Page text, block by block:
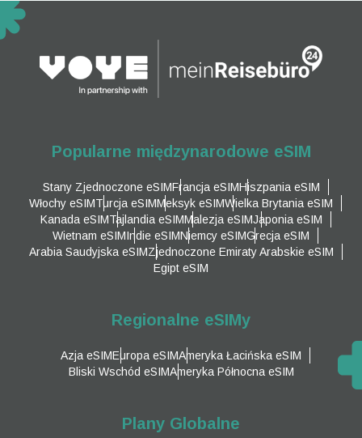
Popularne międzynarodowe eSIM
Stany Zjednoczone eSIMFrancja eSIMHiszpania eSIM
Włochy eSIMTurcja eSIMMeksyk eSIMWielka Brytania eSIM
Kanada eSIMTajlandia eSIMMalezja eSIMJaponia eSIM
Wietnam eSIMIndie eSIMNiemcy eSIMGrecja eSIM
Arabia Saudyjska eSIMZjednoczone Emiraty Arabskie eSIM
Egipt eSIM
Regionalne eSIMy
Azja eSIMEuropa eSIMAmeryka Łacińska eSIM
Bliski Wschód eSIMAmeryka Północna eSIM
Plany Globalne